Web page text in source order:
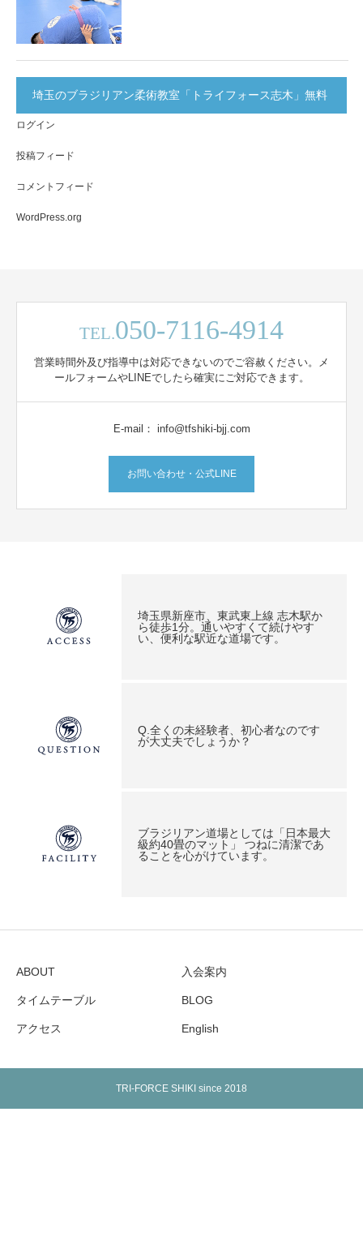
埼玉のブラジリアン柔術教室「トライフォース志木」無料
体験実施中！
ログイン
投稿フィード
コメントフィード
WordPress.org
TEL.050-7116-4914
営業時間外及び指導中は対応できないのでご容赦ください。メ
ールフォームやLINEでしたら確実にご対応できます。
E-mail： info@tfshiki-bjj.com
お問い合わせ・公式LINE
埼玉県新座市、東武東上線 志木駅か
ら徒歩1分。通いやすくて続けやす
い、便利な駅近な道場です。
Q.全くの未経験者、初心者なのです
が大丈夫でしょうか？
ブラジリアン道場としては「日本最大
級約40畳のマット」 つねに清潔であ
ることを心がけています。
ABOUT 入会案内
タイムテーブル BLOG
アクセス English
TRI-FORCE SHIKI since 2018